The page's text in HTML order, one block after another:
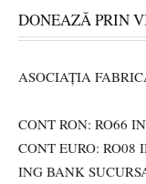
DONEAZĂ PRIN
ASOCIAȚIA
CONT RON: RO66
CONT EURO: RO08
ING BANK